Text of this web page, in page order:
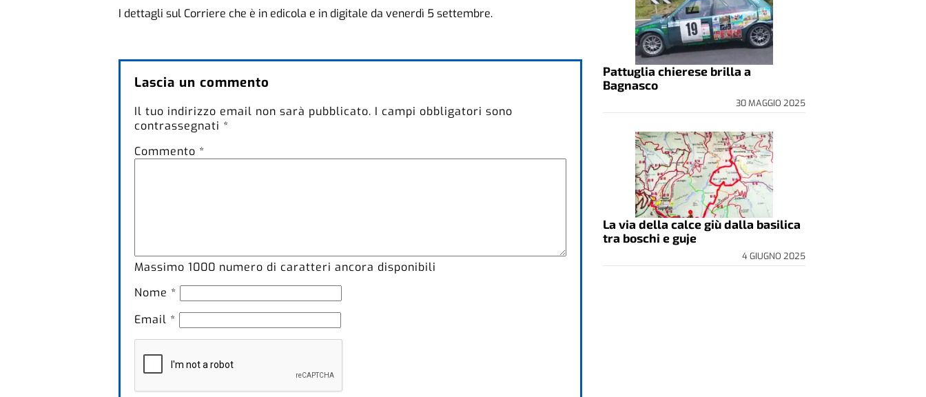
I dettagli sul Corriere che è in edicola e in digitale da venerdì 5 settembre.
Lascia un commento
Il tuo indirizzo email non sarà pubblicato. I campi obbligatori sono
contrassegnati *
Commento *
Massimo 1000 numero di caratteri ancora disponibili
Nome *
Email *
Pattuglia chierese brilla a
Bagnasco
30 MAGGIO 2025
La via della calce giù dalla basilica
tra boschi e guje
4 GIUGNO 2025